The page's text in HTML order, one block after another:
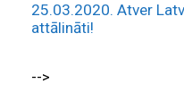
25.03.2020. Atver
attālināti!
-->